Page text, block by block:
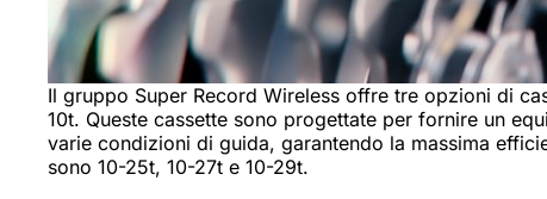
Il gruppo Super Record Wireless offre tre opzioni di
10t. Queste cassette sono progettate per fornire un
varie condizioni di guida, garantendo la massima
sono 10-25t, 10-27t e 10-29t.